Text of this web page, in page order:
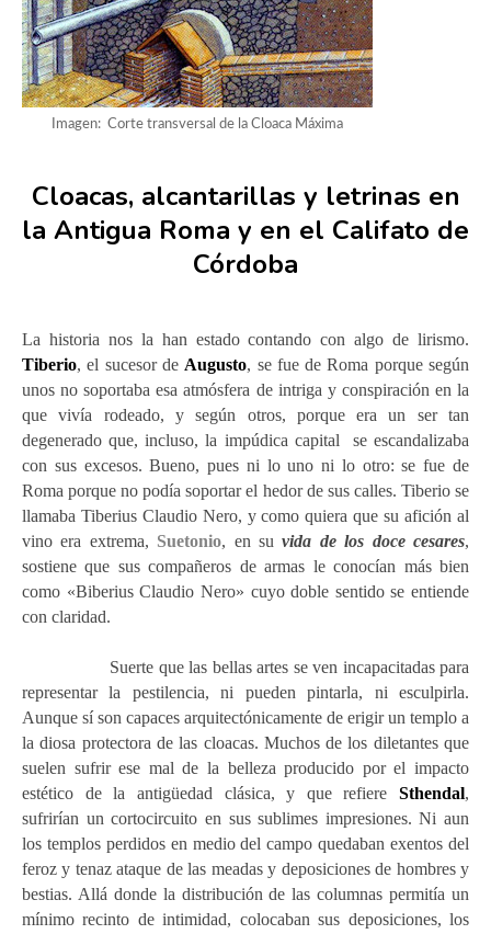
Imagen: Corte transversal de la Cloaca Máxima
Cloacas, alcantarillas y letrinas en
la Antigua Roma y en el Califato de
Córdoba
La historia nos la han estado contando con algo de lirismo.
Tiberio, el sucesor de Augusto, se fue de Roma porque según
unos no soportaba esa atmósfera de intriga y conspiración en la
que vivía rodeado, y según otros, porque era un ser tan
degenerado que, incluso, la impúdica capital se escandalizaba
con sus excesos. Bueno, pues ni lo uno ni lo otro: se fue de
Roma porque no podía soportar el hedor de sus calles. Tiberio se
llamaba Tiberius Claudio Nero, y como quiera que su afición al
vino era extrema, Suetonio, en suvida de los doce cesares,
sostiene que sus compañeros de armas le conocían más bien
como «Biberius Claudio Nero» cuyo doble sentido se entiende
con claridad.
Suerte que las bellas artes se ven incapacitadas para
representar la pestilencia, ni pueden pintarla, ni esculpirla.
Aunque sí son capaces arquitectónicamente de erigir un templo a
la diosa protectora de las cloacas. Muchos de los diletantes que
suelen sufrir ese mal de la belleza producido por el impacto
estético de la antigüedad clásica, y que refiere Sthendal,
sufrirían un cortocircuito en sus sublimes impresiones. Ni aun
los templos perdidos en medio del campo quedaban exentos del
feroz y tenaz ataque de las meadas y deposiciones de hombres y
bestias. Allá donde la distribución de las columnas permitía un
mínimo recinto de intimidad, colocaban sus deposiciones, los